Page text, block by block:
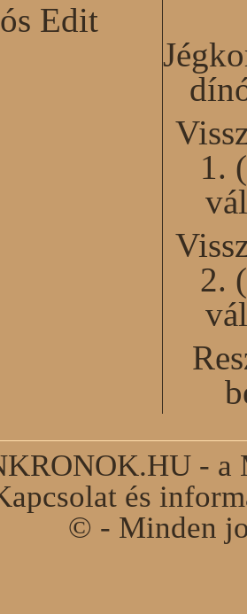
Edit
1.
2.
- a
és
© - Minden